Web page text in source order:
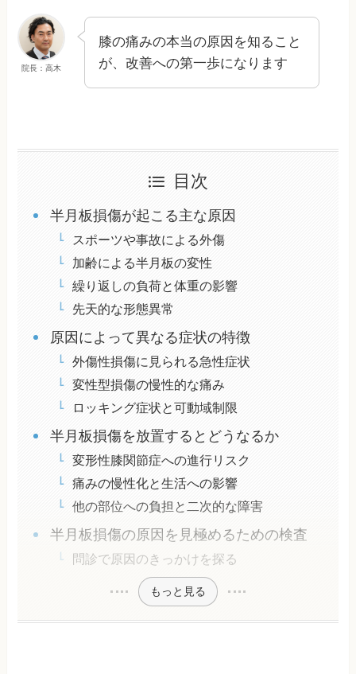
院長：高木
膝の痛みの本当の原因を知ること
が、改善への第一歩になります
目次
半月板損傷が起こる主な原因
スポーツや事故による外傷
加齢による半月板の変性
繰り返しの負荷と体重の影響
先天的な形態異常
原因によって異なる症状の特徴
外傷性損傷に見られる急性症状
変性型損傷の慢性的な痛み
ロッキング症状と可動域制限
半月板損傷を放置するとどうなるか
変形性膝関節症への進行リスク
痛みの慢性化と生活への影響
他の部位への負担と二次的な障害
半月板損傷の原因を見極めるための検査
問診で原因のきっかけを探る
もっと見る